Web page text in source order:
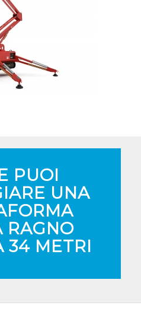
PUOI
UNA
RAGNO
34 METRI